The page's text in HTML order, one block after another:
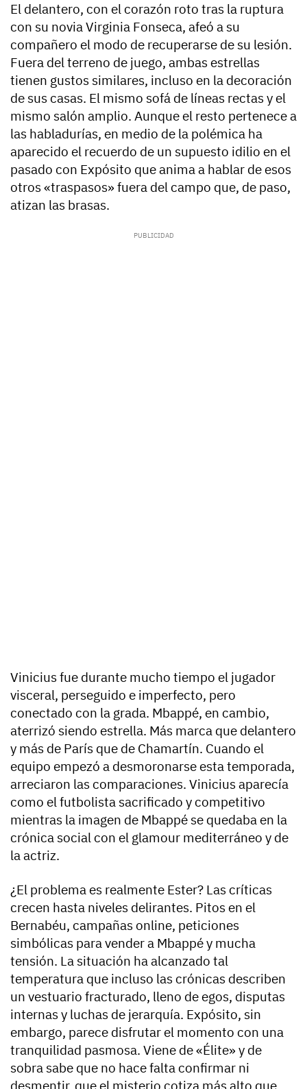
El delantero, con el corazón roto tras la ruptura
con su novia Virginia Fonseca, afeó a su
compañero el modo de recuperarse de su lesión.
Fuera del terreno de juego, ambas estrellas
tienen gustos similares, incluso en la decoración
de sus casas. El mismo sofá de líneas rectas y el
mismo salón amplio. Aunque el resto pertenece a
las habladurías, en medio de la polémica ha
aparecido el recuerdo de un supuesto idilio en el
pasado con Expósito que anima a hablar de esos
otros «traspasos» fuera del campo que, de paso,
atizan las brasas.
Vinicius fue durante mucho tiempo el jugador
visceral, perseguido e imperfecto, pero
conectado con la grada. Mbappé, en cambio,
aterrizó siendo estrella. Más marca que delantero
y más de París que de Chamartín. Cuando el
equipo empezó a desmoronarse esta temporada,
arreciaron las comparaciones. Vinicius aparecía
como el futbolista sacrificado y competitivo
mientras la imagen de Mbappé se quedaba en la
crónica social con el glamour mediterráneo y de
la actriz.
¿El problema es realmente Ester? Las críticas
crecen hasta niveles delirantes. Pitos en el
Bernabéu, campañas online, peticiones
simbólicas para vender a Mbappé y mucha
tensión. La situación ha alcanzado tal
temperatura que incluso las crónicas describen
un vestuario fracturado, lleno de egos, disputas
internas y luchas de jerarquía. Expósito, sin
embargo, parece disfrutar el momento con una
tranquilidad pasmosa. Viene de «Élite» y de
sobra sabe que no hace falta confirmar ni
desmentir, que el misterio cotiza más alto que